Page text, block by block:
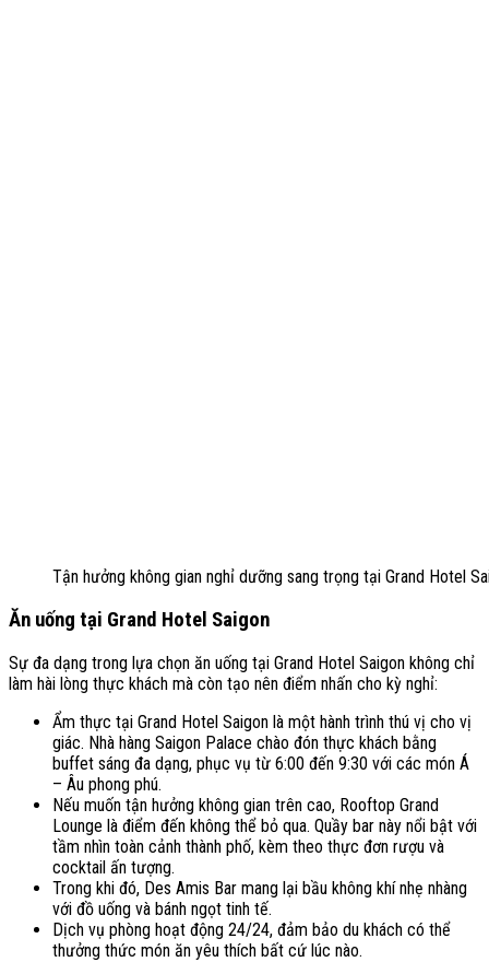
Tận hưởng không gian nghỉ dưỡng sang trọng tại Grand Hotel
Ăn uống tại Grand Hotel Saigon
Sự đa dạng trong lựa chọn ăn uống tại Grand Hotel Saigon không chỉ
làm hài lòng thực khách mà còn tạo nên điểm nhấn cho kỳ nghỉ:
Ẩm thực tại Grand Hotel Saigon là một hành trình thú vị cho vị
giác. Nhà hàng Saigon Palace chào đón thực khách bằng
buffet sáng đa dạng, phục vụ từ 6:00 đến 9:30 với các món Á
– Âu phong phú.
Nếu muốn tận hưởng không gian trên cao, Rooftop Grand
Lounge là điểm đến không thể bỏ qua. Quầy bar này nổi bật với
tầm nhìn toàn cảnh thành phố, kèm theo thực đơn rượu và
cocktail ấn tượng.
Trong khi đó, Des Amis Bar mang lại bầu không khí nhẹ nhàng
với đồ uống và bánh ngọt tinh tế.
Dịch vụ phòng hoạt động 24/24, đảm bảo du khách có thể
thưởng thức món ăn yêu thích bất cứ lúc nào.